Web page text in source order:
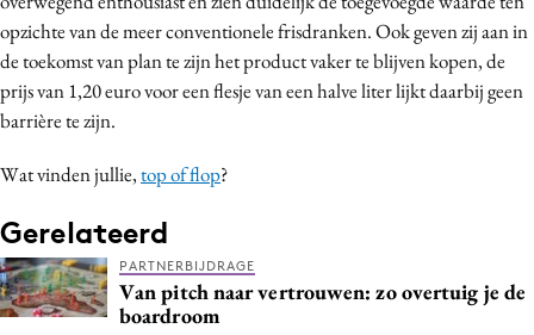
opzichte van de meer conventionele frisdranken. Ook geven zij aan in
de toekomst van plan te zijn het product vaker te blijven kopen, de
prijs van 1,20 euro voor een flesje van een halve liter lijkt daarbij geen
barrière te zijn.
Wat vinden jullie,top of flop?
Gerelateerd
PARTNERBIJDRAGE
Van pitch naar vertrouwen: zo overtuig je de
boardroom